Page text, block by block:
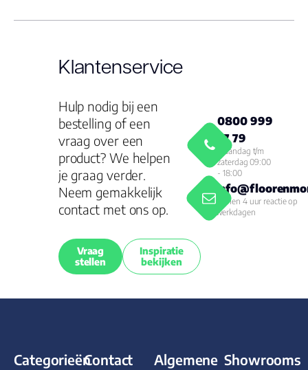
Klantenservice
Hulp nodig bij een
bestelling of een
vraag over een
product? We helpen
je graag verder.
Neem gemakkelijk
contact met ons op.
Vraag
stellen
Inspiratie
bekijken
0800 999
77 79
Maandag t/m
zaterdag 09:00
- 18:00
Binnen 4 uur reactie op
werkdagen
CategorieënContact
Algemene Showrooms